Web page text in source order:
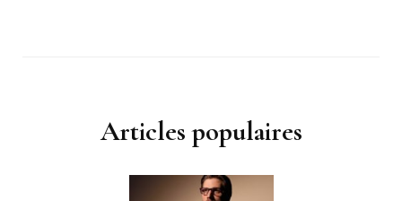
Articles populaires